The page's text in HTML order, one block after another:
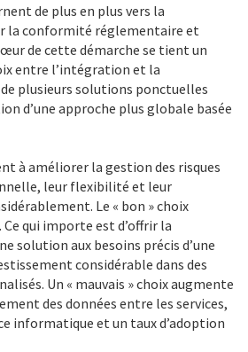
de plus en plus vers la
la conformité réglementaire et
de cette démarche se tient un
entre l’intégration et la
plusieurs solutions ponctuelles
d’une approche plus globale basée
à améliorer la gestion des risques
leur flexibilité et leur
Le « bon » choix
qui importe est d’offrir la
solution aux besoins précis d’une
considérable dans des
Un « mauvais » choix augmente
des données entre les services,
informatique et un taux d’adoption